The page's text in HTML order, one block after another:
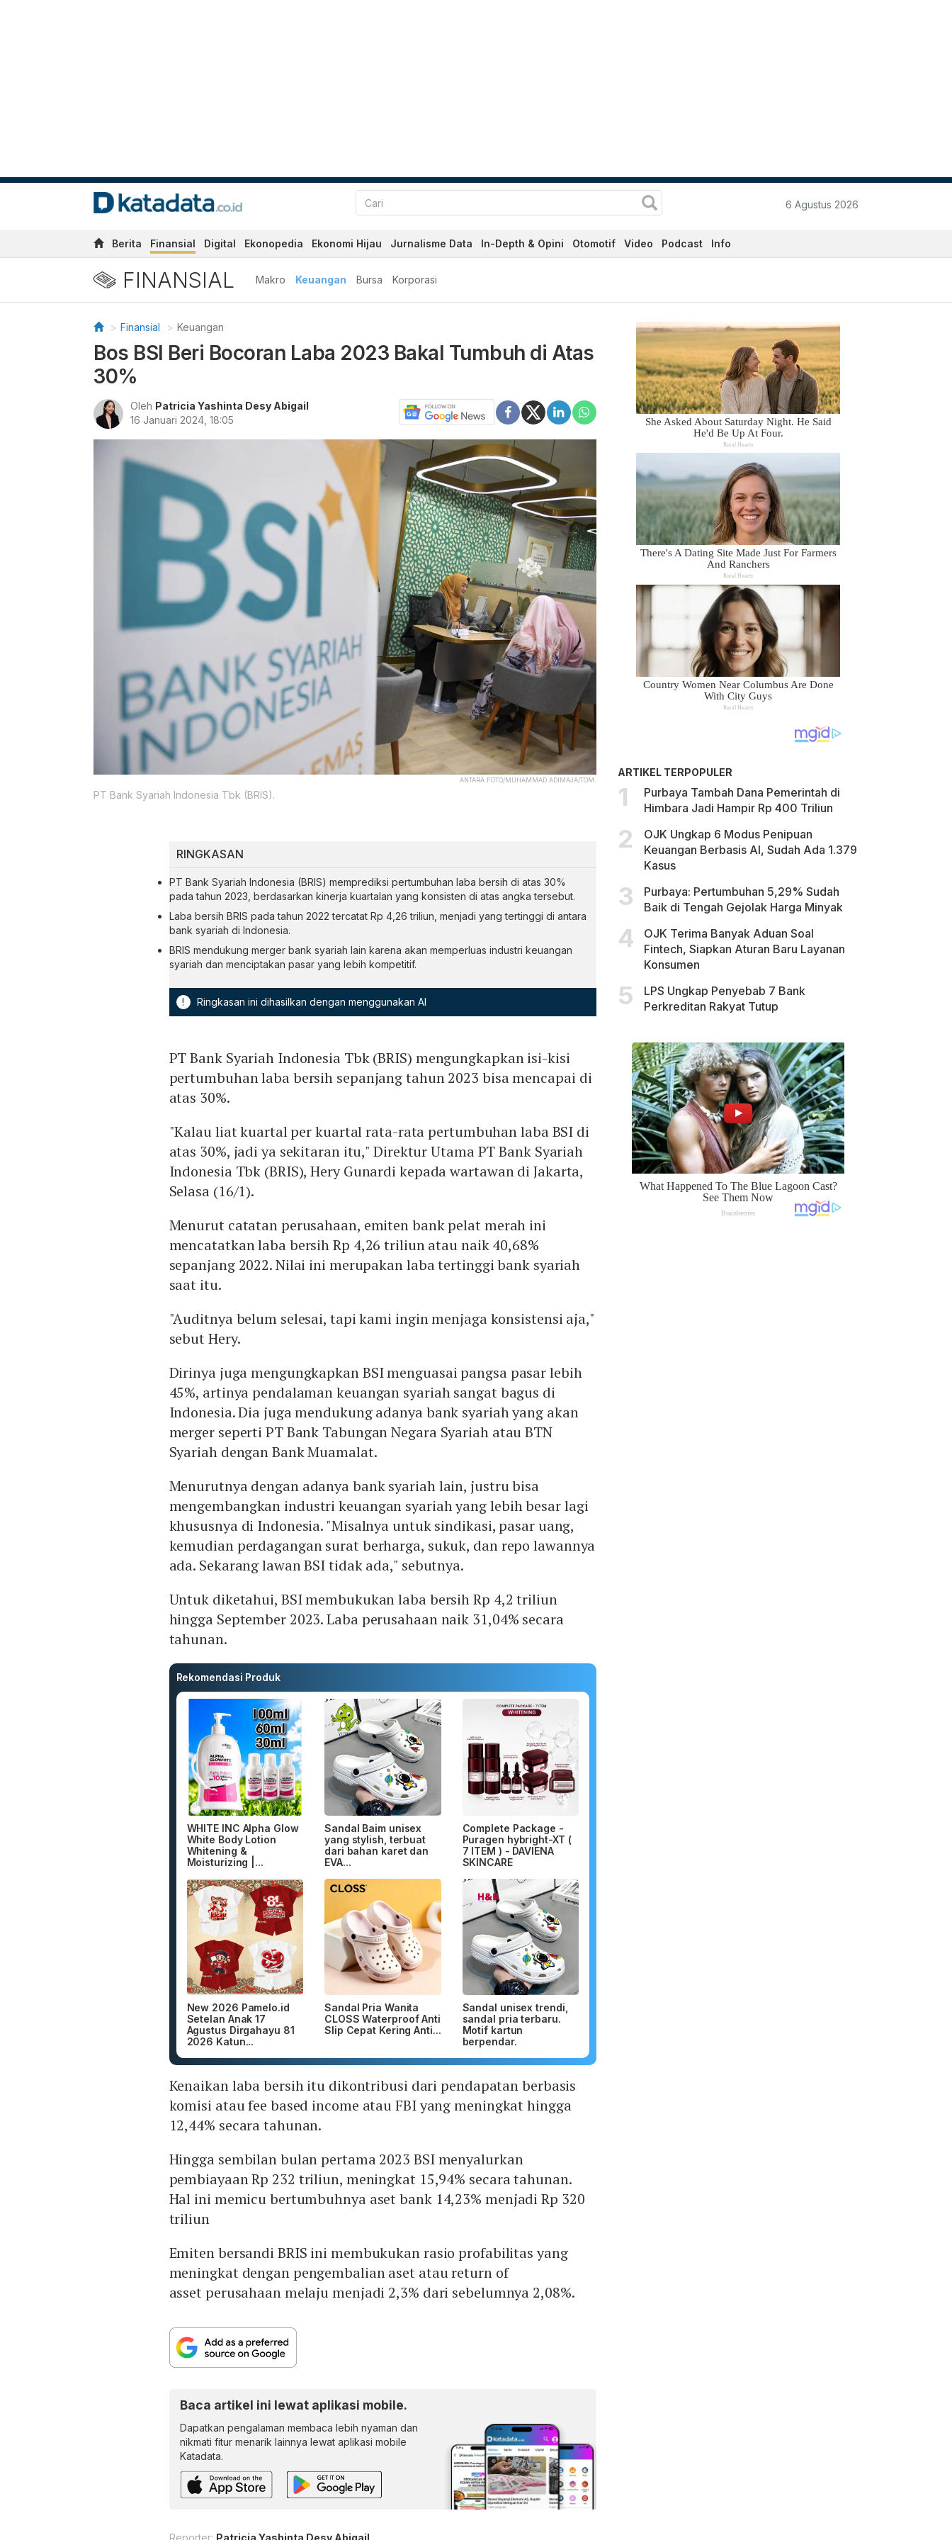
6 Agustus 2026
Berita Finansial Digital Ekonopedia Ekonomi Hijau Jurnalisme Data In-Depth & Opini Otomotif Video Podcast Info
FINANSIAL Makro Keuangan Bursa Korporasi
Finansial Keuangan
Bos BSI Beri Bocoran Laba 2023 Bakal Tumbuh di Atas
30%
Oleh Patricia Yashinta Desy Abigail
16 Januari 2024, 18:05
ANTARA FOTO/MUHAMMAD ADIMAJA/TOM.
PT Bank Syariah Indonesia Tbk (BRIS).
RINGKASAN
PT Bank Syariah Indonesia (BRIS) memprediksi pertumbuhan laba bersih di atas 30%
pada tahun 2023, berdasarkan kinerja kuartalan yang konsisten di atas angka tersebut.
Laba bersih BRIS pada tahun 2022 tercatat Rp 4,26 triliun, menjadi yang tertinggi di antara
bank syariah di Indonesia.
BRIS mendukung merger bank syariah lain karena akan memperluas industri keuangan
syariah dan menciptakan pasar yang lebih kompetitif.
! Ringkasan ini dihasilkan dengan menggunakan AI
PT Bank Syariah Indonesia Tbk (BRIS) mengungkapkan isi-kisi
pertumbuhan laba bersih sepanjang tahun 2023 bisa mencapai di
atas 30%.
"Kalau liat kuartal per kuartal rata-rata pertumbuhan laba BSI di
atas 30%, jadi ya sekitaran itu," Direktur Utama PT Bank Syariah
Indonesia Tbk (BRIS), Hery Gunardi kepada wartawan di Jakarta,
Selasa (16/1).
Menurut catatan perusahaan, emiten bank pelat merah ini
mencatatkan laba bersih Rp 4,26 triliun atau naik 40,68%
sepanjang 2022. Nilai ini merupakan laba tertinggi bank syariah
saat itu.
"Auditnya belum selesai, tapi kami ingin menjaga konsistensi aja,"
sebut Hery.
Dirinya juga mengungkapkan BSI menguasai pangsa pasar lebih
45%, artinya pendalaman keuangan syariah sangat bagus di
Indonesia. Dia juga mendukung adanya bank syariah yang akan
merger seperti PT Bank Tabungan Negara Syariah atau BTN
Syariah dengan Bank Muamalat.
Menurutnya dengan adanya bank syariah lain, justru bisa
mengembangkan industri keuangan syariah yang lebih besar lagi
khususnya di Indonesia. "Misalnya untuk sindikasi, pasar uang,
kemudian perdagangan surat berharga, sukuk, dan repo lawannya
ada. Sekarang lawan BSI tidak ada," sebutnya.
Untuk diketahui, BSI membukukan laba bersih Rp 4,2 triliun
hingga September 2023. Laba perusahaan naik 31,04% secara
tahunan.
Rekomendasi Produk
WHITE INC Alpha Glow
White Body Lotion
Whitening &
Moisturizing |...
Sandal Baim unisex
yang stylish, terbuat
dari bahan karet dan
EVA...
Complete Package -
Puragen hybright-XT (
7 ITEM ) - DAVIENA
SKINCARE
New 2026 Pamelo.id
Setelan Anak 17
Agustus Dirgahayu 81
2026 Katun...
Sandal Pria Wanita
CLOSS Waterproof Anti
Slip Cepat Kering Anti...
Sandal unisex trendi,
sandal pria terbaru.
Motif kartun
berpendar.
Kenaikan laba bersih itu dikontribusi dari pendapatan berbasis
komisi atau fee based income atau FBI yang meningkat hingga
12,44% secara tahunan.
Hingga sembilan bulan pertama 2023 BSI menyalurkan
pembiayaan Rp 232 triliun, meningkat 15,94% secara tahunan.
Hal ini memicu bertumbuhnya aset bank 14,23% menjadi Rp 320
triliun
Emiten bersandi BRIS ini membukukan rasio profabilitas yang
meningkat dengan pengembalian aset atau return of
asset perusahaan melaju menjadi 2,3% dari sebelumnya 2,08%.
Baca artikel ini lewat aplikasi mobile.
Dapatkan pengalaman membaca lebih nyaman dan
nikmati fitur menarik lainnya lewat aplikasi mobile
Katadata.
ARTIKEL TERPOPULER
Purbaya Tambah Dana Pemerintah di
Himbara Jadi Hampir Rp 400 Triliun
OJK Ungkap 6 Modus Penipuan
Keuangan Berbasis AI, Sudah Ada 1.379
Kasus
Purbaya: Pertumbuhan 5,29% Sudah
Baik di Tengah Gejolak Harga Minyak
OJK Terima Banyak Aduan Soal
Fintech, Siapkan Aturan Baru Layanan
Konsumen
LPS Ungkap Penyebab 7 Bank
Perkreditan Rakyat Tutup